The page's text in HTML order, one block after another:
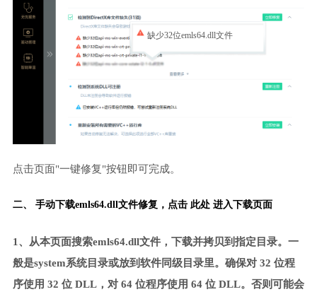
缺少32位emls64.dll文件
点击页面"一键修复"按钮即可完成。
二、 手动下载emls64.dll文件修复， 点击 此处 进入下载页面
1、从本页面搜索emls64.dll文件，下载并拷贝到指定目录。一
般是system系统目录或放到软件同级目录里。确保对 32 位程
序使用 32 位 DLL，对 64 位程序使用 64 位 DLL。否则可能会